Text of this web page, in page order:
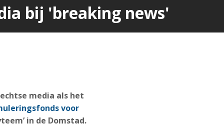
bij 'breaking news'
media als het
voor
in de Domstad.